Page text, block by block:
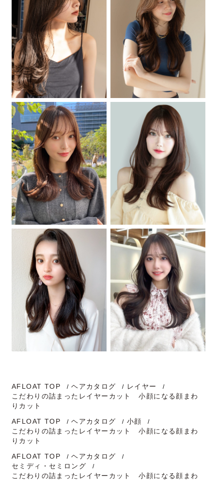
AFLOAT TOP ヘアカタログ
レイヤー
こだわりの詰まったレイヤーカット 小顔になる顔まわ
りカット
AFLOAT TOP
ヘアカタログ
小顔
こだわりの詰まったレイヤーカット 小顔になる顔まわ
りカット
AFLOAT TOP
ヘアカタログ
セミディ・セミロング
こだわりの詰まったレイヤーカット 小顔になる顔まわ